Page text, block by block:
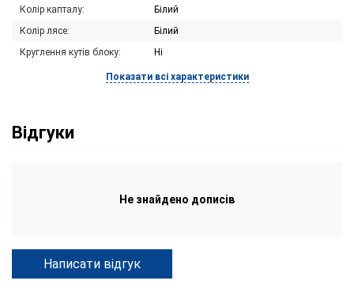
Колір капталу:
Білий
Колір лясе:
Білий
Круглення кутів блоку:
Ні
Показати всі характеристики
Відгуки
Не знайдено дописів
Написати відгук